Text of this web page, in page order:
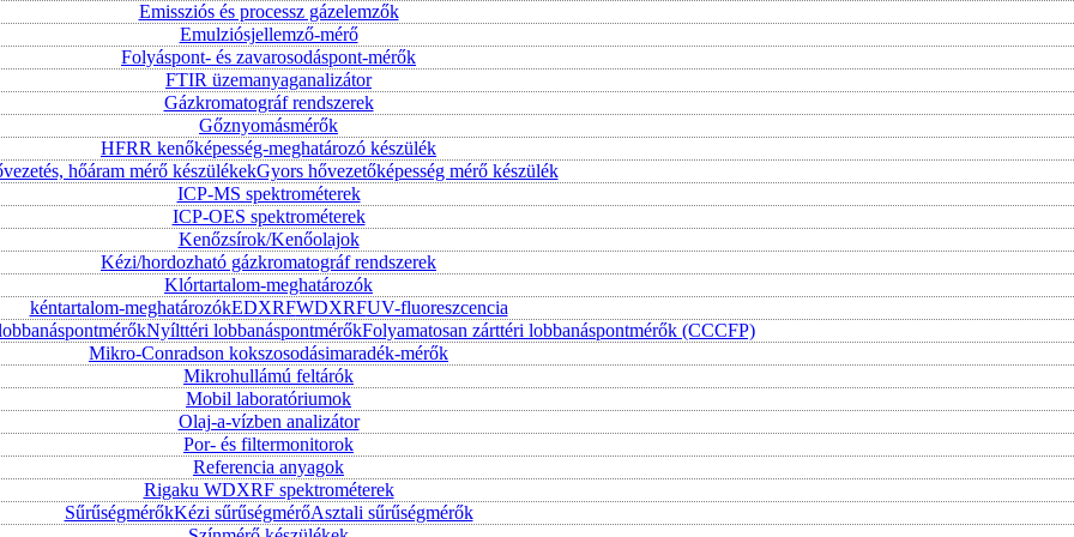
Emissziós és processz gázelemzők
Emulziósjellemző-mérő
Folyáspont- és zavarosodáspont-mérők
FTIR üzemanyaganalizátor
Gázkromatográf rendszerek
Gőznyomásmérők
HFRR kenőképesség-meghatározó készülék
hőáram mérő készülékekGyors hővezetőképesség mérő készülék
ICP-MS spektrométerek
ICP-OES spektrométerek
Kenőzsírok/Kenőolajok
Kézi/hordozható gázkromatográf rendszerek
Klórtartalom-meghatározók
kéntartalom-meghatározókEDXRFWDXRFUV-fluoreszcencia
Nyílttéri lobbanáspontmérőkFolyamatosan zárttéri lobbanáspontmérők (CCCFP)
Mikro-Conradson kokszosodásimaradék-mérők
Mikrohullámú feltárók
Mobil laboratóriumok
Olaj-a-vízben analizátor
Por- és filtermonitorok
Referencia anyagok
Rigaku WDXRF spektrométerek
SűrűségmérőkKézi sűrűségmérőAsztali sűrűségmérők